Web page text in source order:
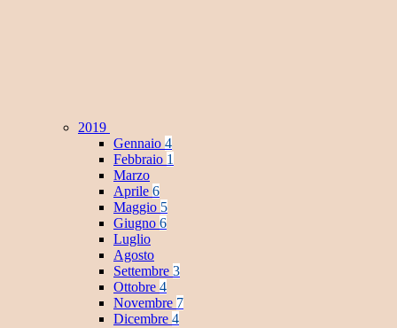
2019
Gennaio 4
Febbraio 1
Marzo
Aprile 6
Maggio 5
Giugno 6
Luglio
Agosto
Settembre 3
Ottobre 4
Novembre 7
Dicembre 4